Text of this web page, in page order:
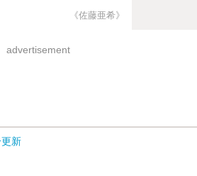
《佐藤亜希》
advertisement
新